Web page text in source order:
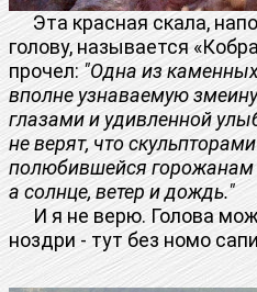
Эта красная скала,
голову, называется
прочел:"Одна из
вполне узнаваемую
глазами и удивленной
не верят, что
полюбившейся горожанам
а солнце, ветер и дождь."
И я не верю. Голова
ноздри - тут без номо